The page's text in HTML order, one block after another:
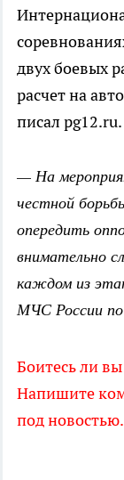
двух боевых
расчет на
писал pg12.ru.
— На
честной
опередить
внимательно
каждом из
МЧС России по
Боитесь ли
Напишите
под новостью.